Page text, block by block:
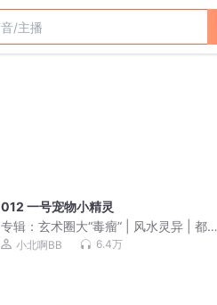
012 一号宠物小精灵
专辑：玄术圈大“毒瘤” | 风水灵异 | 都市
爽文小北啊BB 6.4万